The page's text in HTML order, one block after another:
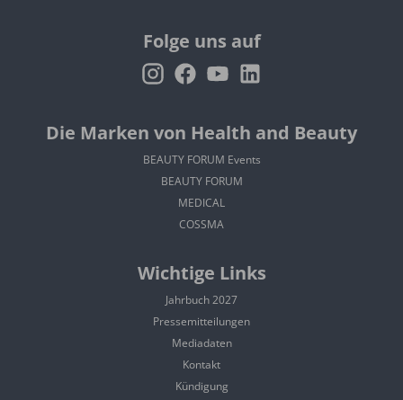
Folge uns auf
Die Marken von Health and Beauty
BEAUTY FORUM Events
BEAUTY FORUM
MEDICAL
COSSMA
Wichtige Links
Jahrbuch 2027
Pressemitteilungen
Mediadaten
Kontakt
Kündigung